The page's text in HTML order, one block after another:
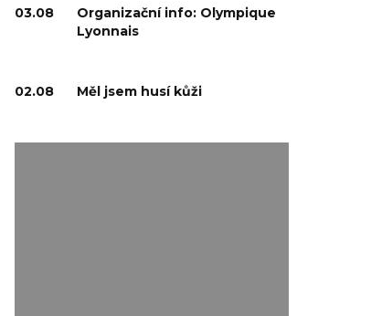
03.08
Organizační info: Olympique
Lyonnais
02.08 Měl jsem husí kůži